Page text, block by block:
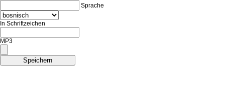
Sprache
In Schriftzeichen
MP3